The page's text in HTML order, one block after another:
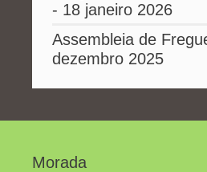
- 18 janeiro 2026
Assembleia de
dezembro 2025
Morada